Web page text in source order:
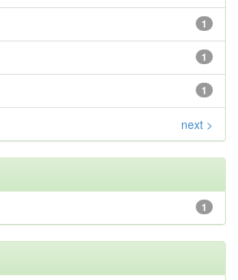
1
1
1
next >
1